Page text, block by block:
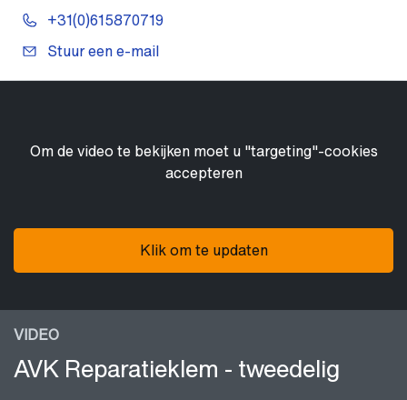
+31(0)615870719
Stuur een e-mail
Om de video te bekijken moet u "targeting"-cookies
accepteren
Klik om te updaten
VIDEO
AVK Reparatieklem - tweedelig